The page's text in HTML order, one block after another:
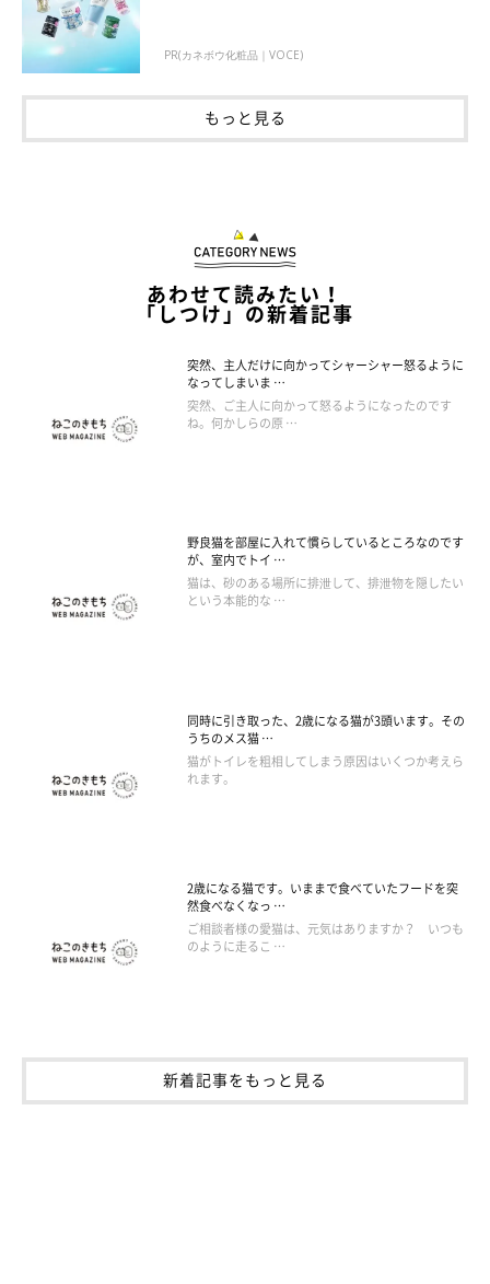
PR(カネボウ化粧品｜VOCE)
もっと見る
あわせて読みたい！
「しつけ」の新着記事
突然、主人だけに向かってシャーシャー怒るように
なってしまいま …
突然、ご主人に向かって怒るようになったのです
ね。何かしらの原 …
野良猫を部屋に入れて慣らしているところなのです
が、室内でトイ …
猫は、砂のある場所に排泄して、排泄物を隠したい
という本能的な …
同時に引き取った、2歳になる猫が3頭います。その
うちのメス猫 …
猫がトイレを粗相してしまう原因はいくつか考えら
れます。
2歳になる猫です。いままで食べていたフードを突
然食べなくなっ …
ご相談者様の愛猫は、元気はありますか？ いつも
のように走るこ …
新着記事をもっと見る